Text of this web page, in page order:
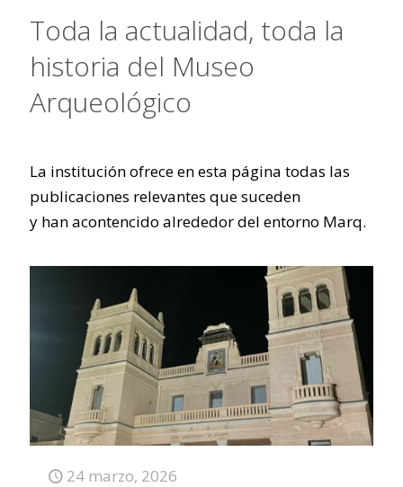
Toda la actualidad, toda la
historia del Museo
Arqueológico
La institución ofrece en esta página todas las
publicaciones relevantes que suceden
y han acontencido alrededor del entorno Marq.
24 marzo, 2026